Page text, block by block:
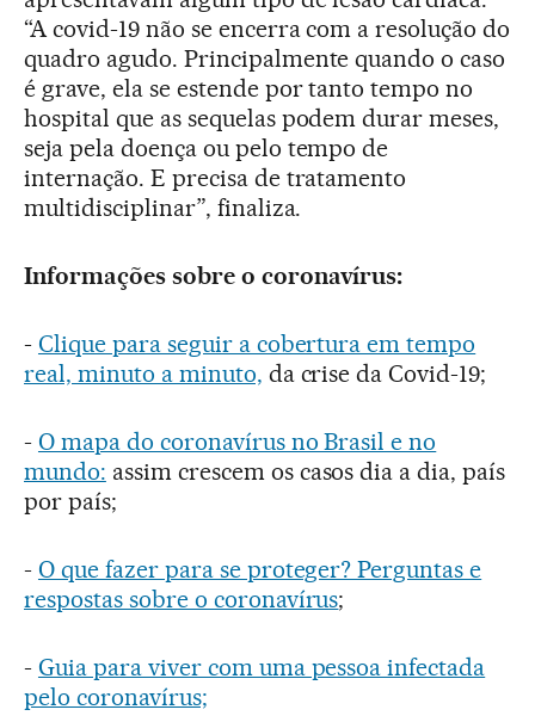
“A covid-19 não se encerra com a resolução do
quadro agudo. Principalmente quando o caso
é grave, ela se estende por tanto tempo no
hospital que as sequelas podem durar meses,
seja pela doença ou pelo tempo de
internação. E precisa de tratamento
multidisciplinar”, finaliza.
Informações sobre o coronavírus:
- Clique para seguir a cobertura em tempo
real, minuto a minuto, da crise da Covid-19;
- O mapa do coronavírus no Brasil e no
mundo: assim crescem os casos dia a dia, país
por país;
- O que fazer para se proteger? Perguntas e
respostas sobre o coronavírus;
- Guia para viver com uma pessoa infectada
pelo coronavírus;